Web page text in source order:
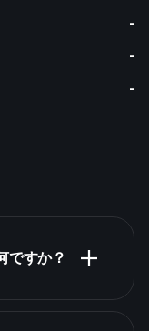
-
-
-
ですか？